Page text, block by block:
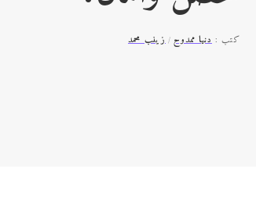
كتب : دنيا ممدوح زينب محمد